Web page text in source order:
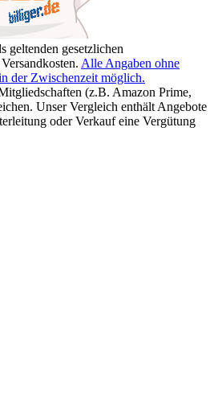
geltenden gesetzlichen
Alle Angaben ohne
der Zwischenzeit möglich.
(z.B. Amazon Prime,
Unser Vergleich enthält Angebote
oder Verkauf eine Vergütung